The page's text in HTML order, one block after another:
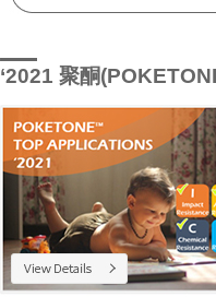
‘2021 聚酮